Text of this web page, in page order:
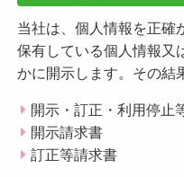
当社は、個人情報を正確
保有している個人情報又
かに開示します。その結
開示・訂正・利用停止
開示請求書
訂正等請求書